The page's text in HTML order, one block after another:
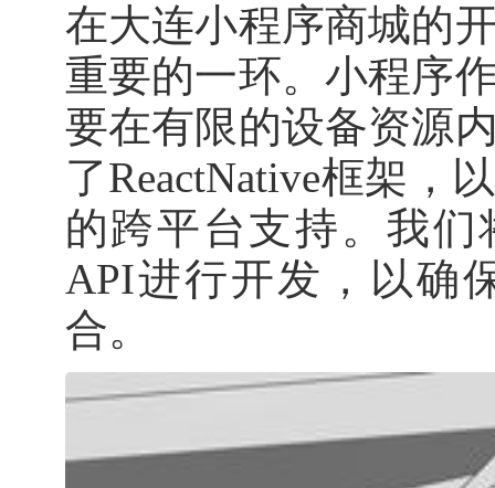
在大连小程序商城的
重要的一环。小程序
要在有限的设备资源
了ReactNative框架，
的跨平台支持。我们
API进行开发，以确
合。